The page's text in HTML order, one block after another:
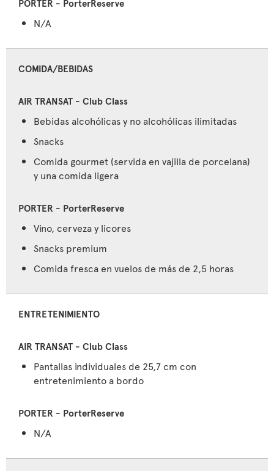
N/A
COMIDA/BEBIDAS
Bebidas alcohólicas y no alcohólicas ilimitadas
Snacks
Comida gourmet (servida en vajilla de porcelana)
y una comida ligera
Vino, cerveza y licores
Snacks premium
Comida fresca en vuelos de más de 2,5 horas
ENTRETENIMIENTO
Pantallas individuales de 25,7 cm con
entretenimiento a bordo
N/A